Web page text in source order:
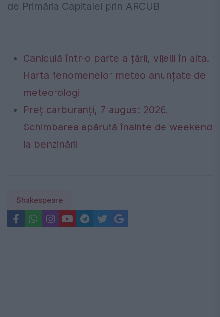
de Primăria Capitalei prin ARCUB
Caniculă într-o parte a țării, vijelii în alta.
Harta fenomenelor meteo anunțate de
meteorologi
Preț carburanți, 7 august 2026.
Schimbarea apărută înainte de weekend
la benzinării
Shakespeare